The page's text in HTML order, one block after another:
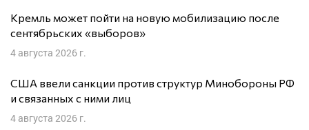
Кремль может пойти на новую мобилизацию после
сентябрьских «выборов»
4 августа 2026 г.
США ввели санкции против структур Минобороны РФ
и связанных с ними лиц
4 августа 2026 г.